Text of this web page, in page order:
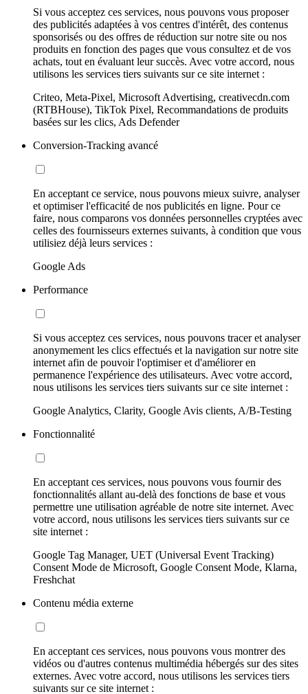
Si vous acceptez ces services, nous pouvons vous proposer
des publicités adaptées à vos centres d'intérêt, des contenus
sponsorisés ou des offres de réduction sur notre site ou nos
produits en fonction des pages que vous consultez et de vos
achats, tout en évaluant leur succès. Avec votre accord, nous
utilisons les services tiers suivants sur ce site internet :
Criteo, Meta-Pixel, Microsoft Advertising, creativecdn.com
(RTBHouse), TikTok Pixel, Recommandations de produits
basées sur les clics, Ads Defender
Conversion-Tracking avancé
En acceptant ce service, nous pouvons mieux suivre, analyser
et optimiser l'efficacité de nos publicités en ligne. Pour ce
faire, nous comparons vos données personnelles cryptées avec
celles des fournisseurs externes suivants, à condition que vous
utilisiez déjà leurs services :
Google Ads
Performance
Si vous acceptez ces services, nous pouvons tracer et analyser
anonymement les clics effectués et la navigation sur notre site
internet afin de pouvoir l'optimiser et d'améliorer en
permanence l'expérience des utilisateurs. Avec votre accord,
nous utilisons les services tiers suivants sur ce site internet :
Google Analytics, Clarity, Google Avis clients, A/B-Testing
Fonctionnalité
En acceptant ces services, nous pouvons vous fournir des
fonctionnalités allant au-delà des fonctions de base et vous
permettre une utilisation agréable de notre site internet. Avec
votre accord, nous utilisons les services tiers suivants sur ce
site internet :
Google Tag Manager, UET (Universal Event Tracking)
Consent Mode de Microsoft, Google Consent Mode, Klarna,
Freshchat
Contenu média externe
En acceptant ces services, nous pouvons vous montrer des
vidéos ou d'autres contenus multimédia hébergés sur des sites
externes. Avec votre accord, nous utilisons les services tiers
suivants sur ce site internet :